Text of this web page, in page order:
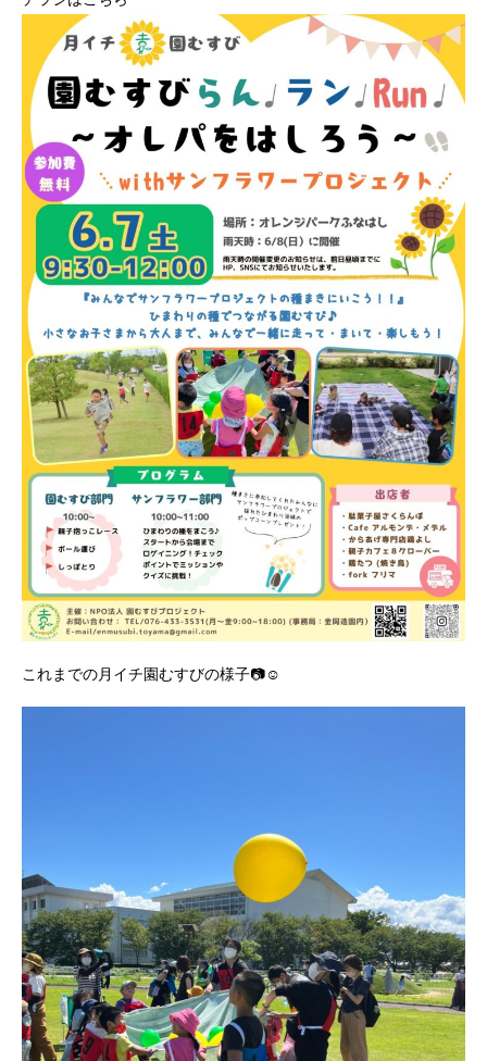
これまでの月イチ園むすびの様子📷☺️